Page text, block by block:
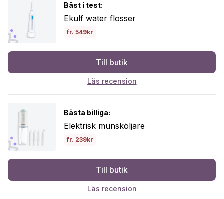
Bäst i test:
Ekulf water flosser
fr. 549kr
Till butik
Läs recension
Bästa billiga:
Elektrisk munsköljare
fr. 239kr
Till butik
Läs recension